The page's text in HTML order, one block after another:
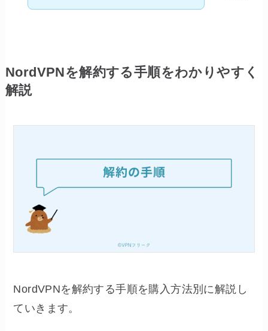
NordVPNを解約する手順をわかりやすく
解説
NordVPNを解約する手順を購入方法別に解説し
ていきます。